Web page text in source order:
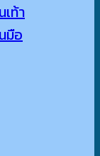
ท้า
มือ